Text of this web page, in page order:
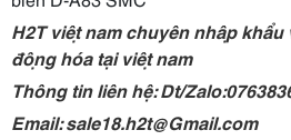
H2T việt nam chuyên nhập
động hóa tại việt nam
Thông tin liên hệ: Dt/
Email: sale18.h2t@Gmail.com